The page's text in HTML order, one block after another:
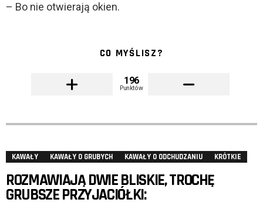
– Bo nie otwierają okien.
CO MYŚLISZ?
196
Punktów
KAWAŁY KAWAŁY O GRUBYCH KAWAŁY O ODCHUDZANIU KRÓTKIE
ROZMAWIAJĄ DWIE BLISKIE, TROCHĘ
GRUBSZE PRZYJACIÓŁKI: